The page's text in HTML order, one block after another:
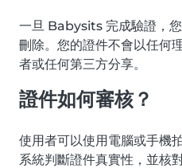
一旦 Babysits 完成驗證，
刪除。您的證件不會以任何
者或任何第三方分享。
證件如何審核？
使用者可以使用電腦或手機
系統判斷證件真實性，並核